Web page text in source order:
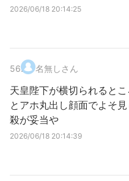
2026/06/18 20:14:25
56. 名無しさん
天皇陛下が横切られると
とアホ丸出し顔面でよそ
殺が妥当や
2026/06/18 20:14:39